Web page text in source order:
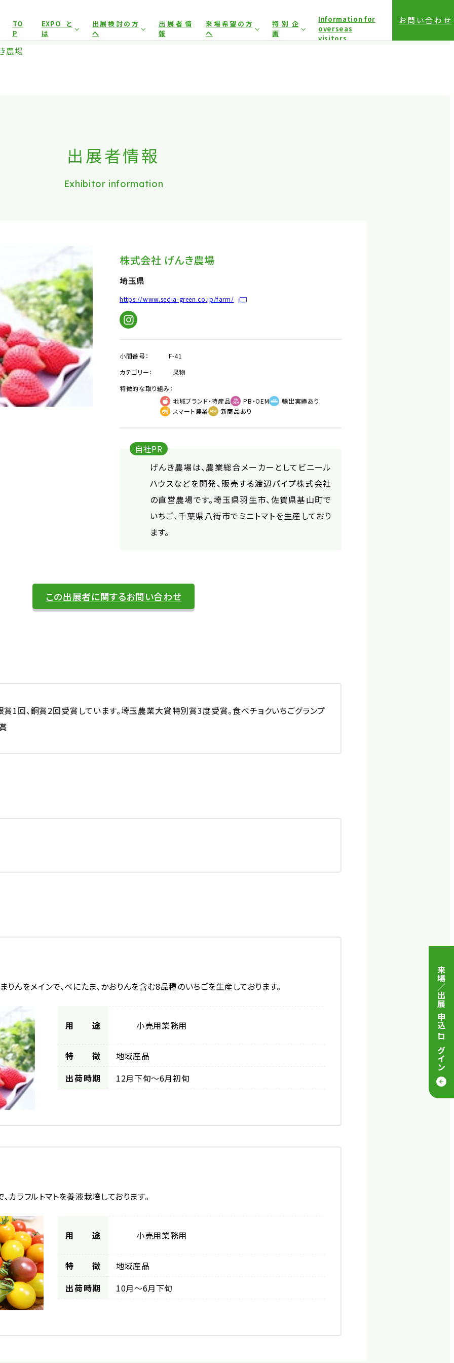
TO
P
EXPOと
は
出展検討の方
へ
出展者情
報
来場希望の方
へ
特別企
画
Information for
overseas
visitors
お問い合わせ
来場／出展 申込
・
ログイン
展示会場への入場には来場登録が必要です。
農場
出展者情報
Exhibitor information
株式会社 げんき農場
埼玉県
https://www.sedia-green.co.jp/farm/
小間番号：
F-41
カテゴリー：
果物
特徴的な取り組み：
地域ブランド・特産品
PB・OEM
輸出実績あり
スマート農業
新商品あり
自社PR
げんき農場は、農業総合メーカーとしてビニール
ハウスなどを開発、販売する渡辺パイプ株式会社
の直営農場です。埼玉県羽生市、佐賀県基山町で
いちご、千葉県八街市でミニトマトを生産しており
ます。
この出展者に関するお問い合わせ
1回、銅賞2回受賞しています。埼玉農業大賞特別賞3度受賞。食べチョクいちごグランプ
んをメインで、べにたま、かおりんを含む8品種のいちごを生産しております。
用途 小売用業務用
特徴
地域産品
出荷時期
12月下旬～6月初旬
ラフルトマトを養液栽培しております。
用途 小売用業務用
特徴
地域産品
出荷時期
10月～6月下旬